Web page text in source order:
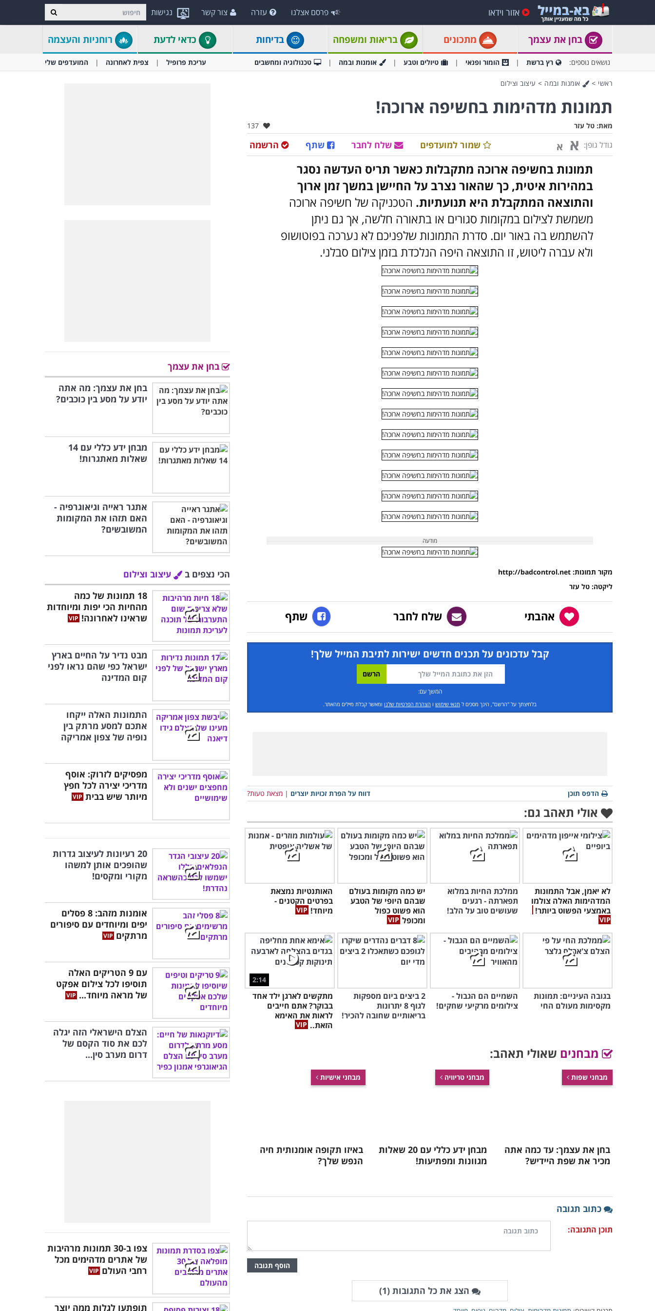
נגישות אזור וידאו פרסם אצלנו עזרה צור קשר
בחן את עצמך מתכונים בריאות ומשפחה בדיחות כדאי לדעת רוחניות והעצמה
נושאים נוספים: רץ ברשת הומור ופנאי טיולים וטבע אומנות ובמה טכנולוגיה ומחשבים עריכת פרופיל צפית לאחרונה המועדפים שלי
ראשי > אומנות ובמה > עיצוב וצילום
תמונות מדהימות בחשיפה ארוכה!
מאת: טל עזר אהבו:
137
גודל גופן: א א הרשמה שתף שלח לחבר שמור למועדפים
תמונות בחשיפה ארוכה מתקבלות כאשר תריס העדשה נסגר
במהירות איטית, כך שהאור נצרב על החיישן במשך זמן ארוך
והתוצאה המתקבלת היא תנועתיות. הטכניקה של חשיפה ארוכה
משמשת לצילום במקומות סגורים או בתאורה חלשה, אך גם ניתן
להשתמש בה באור יום. סדרת התמונות שלפניכם לא נערכה בפוטושופ
ולא עברה ליטוש, זו התוצאה היפה הנלכדת בזמן צילום סבלני.
מקור תמונות: http://badcontrol.net
ליקטה: טל עזר
אהבתי שלח לחבר שתף
קבל עדכונים על תכנים חדשים ישירות לתיבת המייל שלך!
המשך עם:
בלחיצתך על "הרשם", הינך מסכים ל תנאי שימוש ו הצהרת הפרטיות שלנו ומאשר קבלת מיילים מהאתר.
דווח על הפרת זכויות יוצרים | מצאת טעות? הדפס תוכן
אולי תאהב גם:
לא יאמן, אבל התמונות
המדהימות האלה צולמו
באמצעי הפשוט ביותר!
ממלכת החיות במלוא
תפארתה - רגעים
שעושים טוב על הלב!
יש כמה מקומות בעולם
שבהם היופי של הטבע
הוא פשוט כפול
ומכופל
האותנטיות נמצאת
בפרטים הקטנים -
מיוחד!
בגובה העיניים: תמונות
מקסימות מעולם החי
השמיים הם הגבול -
צילומים מרקיעי שחקים!
2 ביצים ביום מספקות
לגוף 8 יתרונות
בריאותיים שחובה להכיר!
2:14
מתקשים לארגן ילד אחד
בבוקר? אתם חייבים
לראות את האימא
הזאת..
מבחנים שאולי תאהב:
מבחני שפות
בחן את עצמך: עד כמה אתה
מכיר את שפת היידיש?
מבחני טריוויה
מבחן ידע כללי עם 20 שאלות
מגוונות ומפתיעות!
מבחני אישיות
באיזו תקופה אומנותית חיה
הנפש שלך?
כתוב תגובה
תוכן התגובה:
הוסף תגובה
הצג את כל התגובות (1
)
בחן את עצמך
בחן את עצמך: מה אתה
יודע על מסע בין כוכבים?
מבחן ידע כללי עם 14
שאלות מאתגרות!
אתגר ראייה וגיאוגרפיה -
האם תזהו את המקומות
המשובשים?
הכי נצפים ב
עיצוב וצילום
18 תמונות של כמה
מהחיות הכי יפות ומיוחדות
שראינו לאחרונה!
מבט נדיר על החיים בארץ
ישראל כפי שהם נראו לפני
קום המדינה
התמונות האלה ייקחו
אתכם למסע מרתק בין
נופיה של צפון אמריקה
מפסיקים לזרוק: אוסף
מדריכי יצירה לכל חפץ
מיותר שיש בבית
20 רעיונות לעיצוב גדרות
שהופכים אותן למשהו
מקורי ומקסים!
אומנות מזהב: 8 פסלים
יפים ומיוחדים עם סיפורים
מרתקים
עם 9 הטריקים האלה
תוסיפו לכל צילום אפקט
של מראה מיוחד...
הצלם הישראלי הזה יגלה
לכם את סוד הקסם של
דרום מערב סין...
צפו ב-30 תמונות מרהיבות
של אתרים מדהימים מכל
רחבי העולם
תופתעו לגלות ממה יוצר